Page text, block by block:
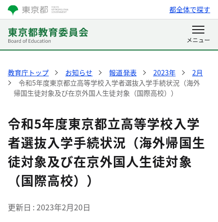
都全体で探す
教育庁トップ お知らせ 報道発表 2023年
2月
令和5年度東京都立高等学校入学者選抜入学手続状況（海外
帰国生徒対象及び在京外国人生徒対象（国際高校））
令和5年度東京都立高等学校入学
者選抜入学手続状況（海外帰国生
徒対象及び在京外国人生徒対象
（国際高校））
更新日 2023年2月20日